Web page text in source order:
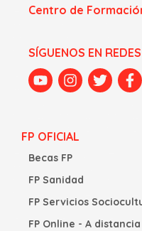
Centro de
SÍGUENOS EN REDES
FP OFICIAL
Becas FP
FP Sanidad
FP Servicios
FP Online - A distancia